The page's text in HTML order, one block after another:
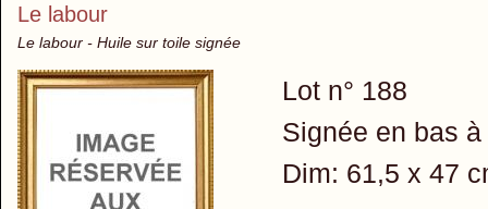
Le labour
Le labour - Huile sur toile signée
Lot n° 188
Signée en bas à
Dim: 61,5 x 47